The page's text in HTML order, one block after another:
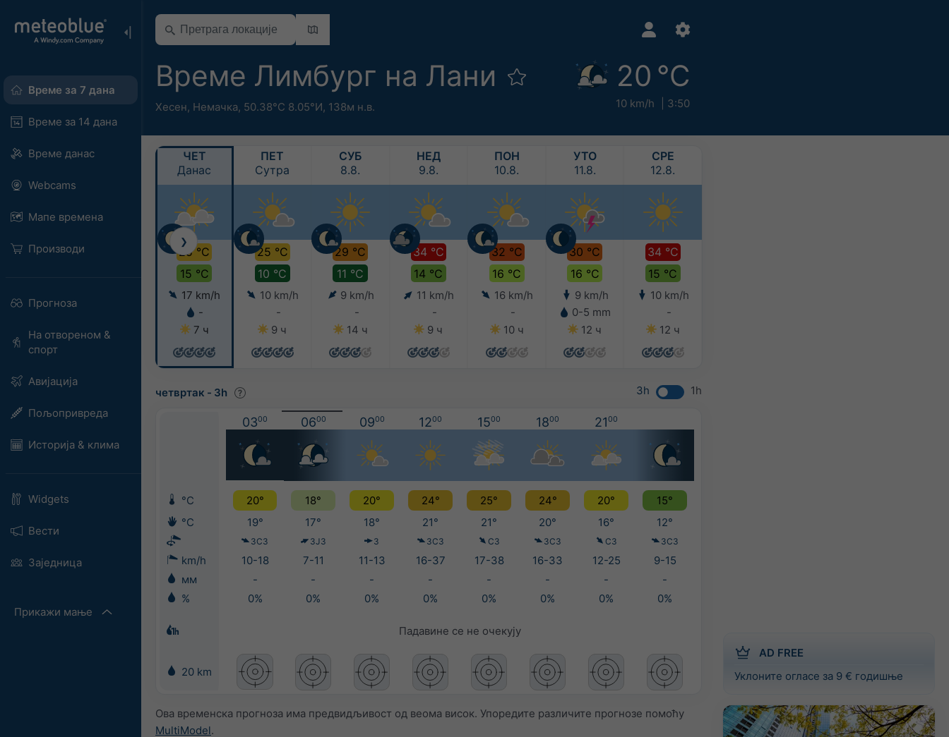
Време за 7 дана
Време за 14 дана
Време данас
Webcams
Мапе времена
Производи
Прогноза
На отвореном &
спорт
Авијација
Пољопривреда
Историја & клима
Widgets
Вести
Заједница
Прикажи мање
Време Лимбург на Лани
Хесен, Немачка, 50.38°С 8.05°И, 138м н.в.
20 °C
10 km/h 3:50
AD FREE
Уклоните огласе за 9 € годишње
ЧЕТ
Данас
25 °C
15 °C
17 km/h
-
7 ч
ПЕТ
Сутра
25 °C
10 °C
10 km/h
-
9 ч
СУБ
8.8.
29 °C
11 °C
9 km/h
-
14 ч
НЕД
9.8.
34 °C
14 °C
11 km/h
-
9 ч
ПОН
10.8.
32 °C
16 °C
16 km/h
-
10 ч
УТО
11.8.
30 °C
16 °C
9 km/h
0-5 mm
12 ч
СРЕ
12.8.
34 °C
15 °C
10 km/h
-
12 ч
❯
четвртак - 3h 3h 1h
0300 0600 0900 1200 1500 1800 2100
°C 20° 18° 20° 24° 25° 24° 20°
15°
°C
19° 17° 18° 21° 21° 20° 16° 12°
ЗСЗ ЗЈЗ З ЗСЗ СЗ ЗСЗ СЗ ЗСЗ
km/h 10-18 7-11 11-13 16-37 17-38 16-33 12-25
9-15
мм
- - - - - - -
-
%
0% 0% 0% 0% 0% 0% 0% 0%
Падавине се не очекују
20 km
Ова временска прогноза има предвидљивост од веома висок. Упоредите различите прогнозе помоћу
MultiModel.